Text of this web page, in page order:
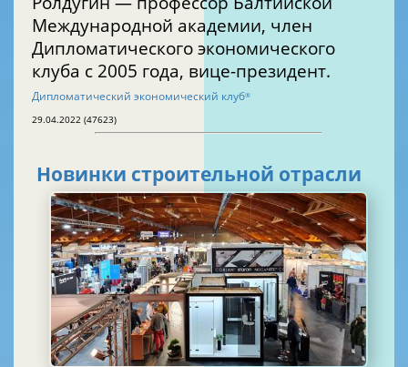
Международной академии, член
Дипломатического экономического
клуба с 2005 года, вице-президент.
Дипломатический экономический клуб®
29.04.2022 (47623)
Новинки строительной отрасли